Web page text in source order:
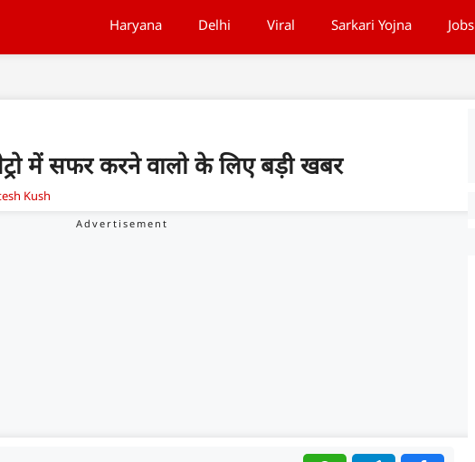
Haryana Delhi Viral Sarkari Yojna Jobs
में सफर करने वालो के लिए बड़ी खबर
Kush